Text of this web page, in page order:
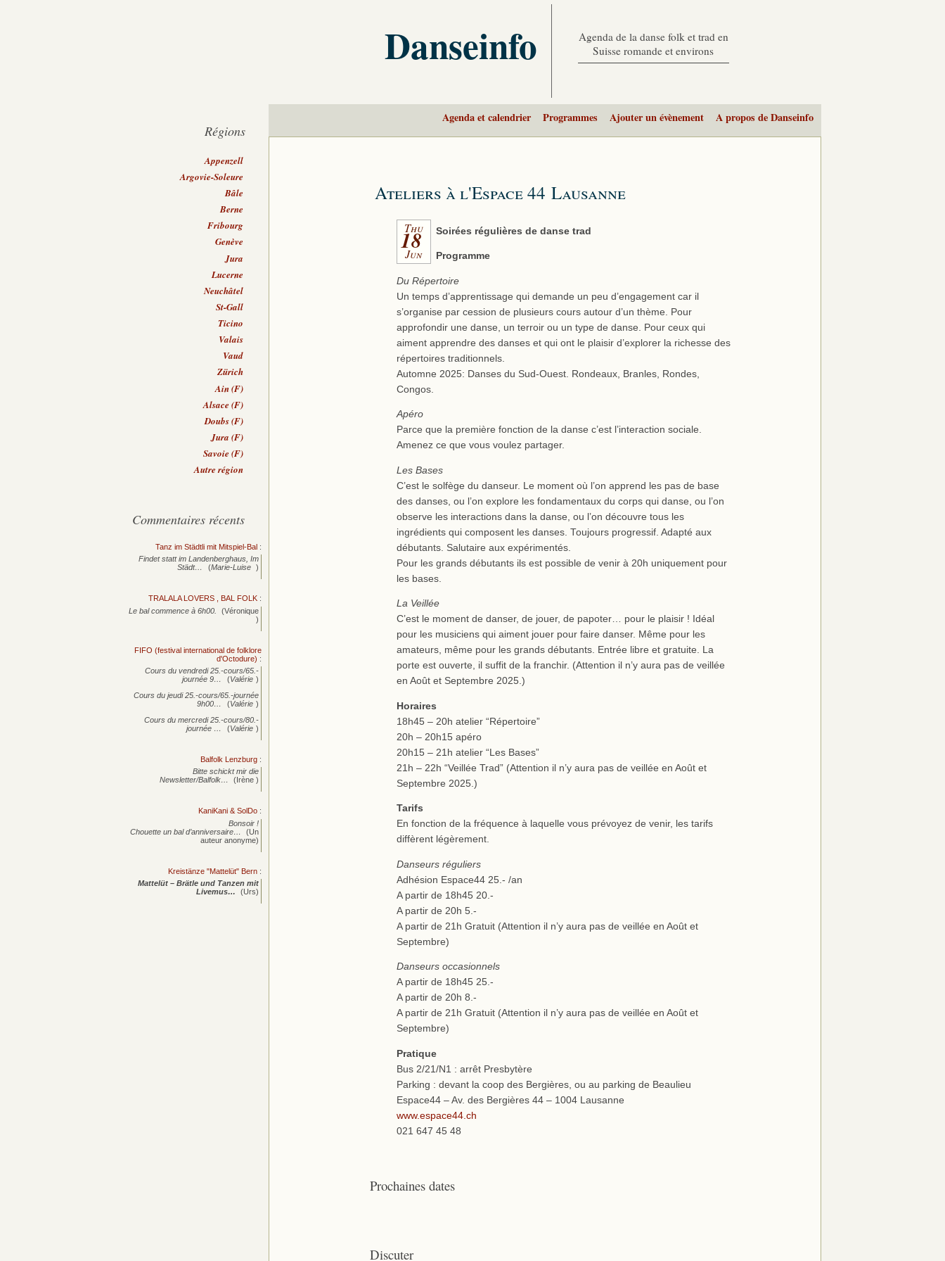
Danseinfo
Agenda de la danse folk et trad en
Suisse romande et environs
Agenda et calendrier Programmes Ajouter un évènement A propos de Danseinfo
Ateliers à l'Espace 44 Lausanne
Thu
18
Jun
Soirées régulières de danse trad
Programme
Du Répertoire
Un temps d’apprentissage qui demande un peu d’engagement car il
s’organise par cession de plusieurs cours autour d’un thème. Pour
approfondir une danse, un terroir ou un type de danse. Pour ceux qui
aiment apprendre des danses et qui ont le plaisir d’explorer la richesse des
répertoires traditionnels.
Automne 2025: Danses du Sud-Ouest. Rondeaux, Branles, Rondes,
Congos.
Apéro
Parce que la première fonction de la danse c’est l’interaction sociale.
Amenez ce que vous voulez partager.
Les Bases
C’est le solfège du danseur. Le moment où l’on apprend les pas de base
des danses, ou l’on explore les fondamentaux du corps qui danse, ou l’on
observe les interactions dans la danse, ou l’on découvre tous les
ingrédients qui composent les danses. Toujours progressif. Adapté aux
débutants. Salutaire aux expérimentés.
Pour les grands débutants ils est possible de venir à 20h uniquement pour
les bases.
La Veillée
C’est le moment de danser, de jouer, de papoter… pour le plaisir ! Idéal
pour les musiciens qui aiment jouer pour faire danser. Même pour les
amateurs, même pour les grands débutants. Entrée libre et gratuite. La
porte est ouverte, il suffit de la franchir. (Attention il n’y aura pas de veillée
en Août et Septembre 2025.)
Horaires
18h45 – 20h atelier “Répertoire”
20h – 20h15 apéro
20h15 – 21h atelier “Les Bases”
21h – 22h “Veillée Trad” (Attention il n’y aura pas de veillée en Août et
Septembre 2025.)
Tarifs
En fonction de la fréquence à laquelle vous prévoyez de venir, les tarifs
diffèrent légèrement.
Danseurs réguliers
Adhésion Espace44 25.- /an
A partir de 18h45 20.-
A partir de 20h 5.-
A partir de 21h Gratuit (Attention il n’y aura pas de veillée en Août et
Septembre)
Danseurs occasionnels
A partir de 18h45 25.-
A partir de 20h 8.-
A partir de 21h Gratuit (Attention il n’y aura pas de veillée en Août et
Septembre)
Pratique
Bus 2/21/N1 : arrêt Presbytère
Parking : devant la coop des Bergières, ou au parking de Beaulieu
Espace44 – Av. des Bergières 44 – 1004 Lausanne
www.espace44.ch
021 647 45 48
Prochaines dates
Discuter
Régions
Appenzell
Argovie-Soleure
Bâle
Berne
Fribourg
Genève
Jura
Lucerne
Neuchâtel
St-Gall
Ticino
Valais
Vaud
Zürich
Ain (F)
Alsace (F)
Doubs (F)
Jura (F)
Savoie (F)
Autre région
Commentaires récents
Tanz im Städtli mit Mitspiel-Bal :
Findet statt im Landenberghaus, Im
Städt…
(Marie-Luise )
TRALALA LOVERS , BAL FOLK :
Le bal commence à 6h00.
(Véronique
)
FIFO (festival international de folklore
d'Octodure) :
Cours du vendredi 25.-cours/65.-
journée 9… (Valérie )
Cours du jeudi 25.-cours/65.-journée
9h00…
(Valérie )
Cours du mercredi 25.-cours/80.-
journée … (Valérie )
Balfolk Lenzburg :
Bitte schickt mir die
Newsletter/Balfolk…
(Irène )
KaniKani & SolDo :
Bonsoir !
Chouette un bal d’anniversaire…
(Un
auteur anonyme)
Kreistänze "Mattelüt" Bern :
Mattelüt – Brätle und Tanzen mit
Livemus…
(Urs)